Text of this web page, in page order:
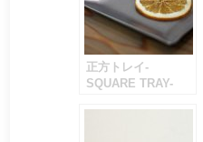
正方トレイ-
SQUARE TRAY-